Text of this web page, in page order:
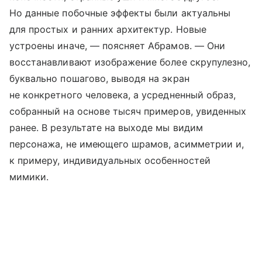
Но данные побочные эффекты были актуальны
для простых и ранних архитектур. Новые
устроены иначе, — поясняет Абрамов. — Они
восстанавливают изображение более скрупулезно,
буквально пошагово, выводя на экран
не конкретного человека, а усредненный образ,
собранный на основе тысяч примеров, увиденных
ранее. В результате на выходе мы видим
персонажа, не имеющего шрамов, асимметрии и,
к примеру, индивидуальных особенностей
мимики.